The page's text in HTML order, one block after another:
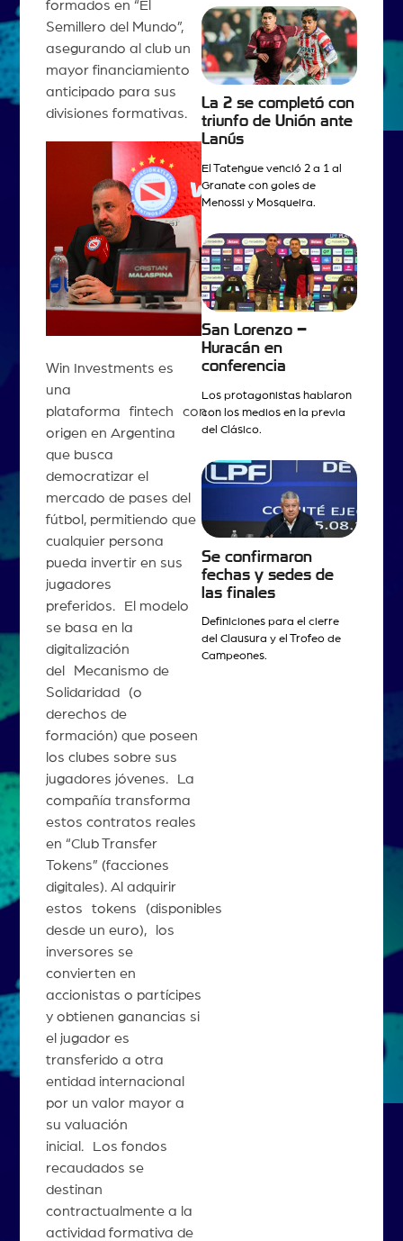
formados en “El
Semillero del Mundo”,
asegurando al club un
mayor financiamiento
anticipado para sus
divisiones formativas.
Win Investments es
una
plataforma fintech con
origen en Argentina
que busca
democratizar el
mercado de pases del
fútbol, permitiendo que
cualquier persona
pueda invertir en sus
jugadores
preferidos. El modelo
se basa en la
digitalización
del Mecanismo de
Solidaridad (o
derechos de
formación) que poseen
los clubes sobre sus
jugadores jóvenes. La
compañía transforma
estos contratos reales
en “Club Transfer
Tokens” (facciones
digitales). Al adquirir
estos tokens (disponibles
desde un euro), los
inversores se
convierten en
accionistas o partícipes
y obtienen ganancias si
el jugador es
transferido a otra
entidad internacional
por un valor mayor a
su valuación
inicial. Los fondos
recaudados se
destinan
contractualmente a la
actividad formativa de
La 2 se completó con
triunfo de Unión ante
Lanús
El Tatengue venció 2 a 1 al
Granate con goles de
Menossi y Mosqueira.
San Lorenzo –
Huracán en
conferencia
Los protagonistas hablaron
con los medios en la previa
del Clásico.
Se confirmaron
fechas y sedes de
las finales
Definiciones para el cierre
del Clausura y el Trofeo de
Campeones.